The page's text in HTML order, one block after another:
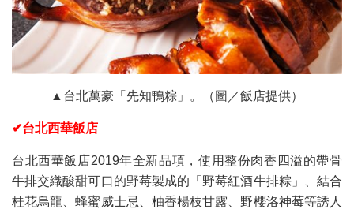
▲台北萬豪「先知鴨粽」。（圖／飯店提供）
✔台北西華飯店
台北西華飯店2019年全新品項，使用整份肉香四溢的帶骨
牛排交織酸甜可口的野莓製成的「野莓紅酒牛排粽」、結合
桂花烏龍、蜂蜜威士忌、柚香楊枝甘露、野櫻洛神莓等誘人